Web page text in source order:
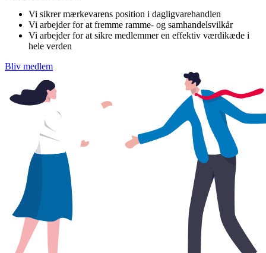
Vi sikrer mærkevarens position i dagligvarehandlen
Vi arbejder for at fremme ramme- og samhandelsvilkår
Vi arbejder for at sikre medlemmer en effektiv værdikæde i
hele verden
Bliv medlem